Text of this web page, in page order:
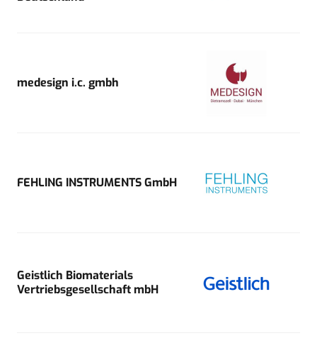
medesign i.c. gmbh
FEHLING INSTRUMENTS GmbH
Geistlich Biomaterials
Vertriebsgesellschaft mbH